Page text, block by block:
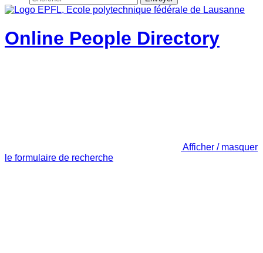
Online People Directory
Afficher / masquer
le formulaire de recherche